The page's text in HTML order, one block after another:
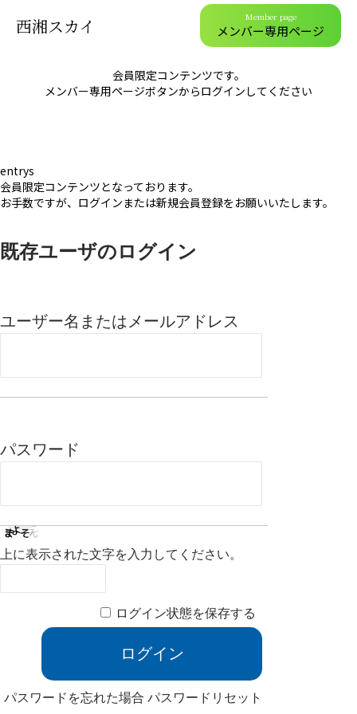
西湘スカイ Member page
メンバー専用ページ
会員限定コンテンツです。
メンバー専用ページボタンからログインしてください
entrys
会員限定コンテンツとなっております。
お手数ですが、ログインまたは新規会員登録をお願いいたします。
既存ユーザのログイン
ユーザー名またはメールアドレス
パスワード
上に表示された文字を入力してください。
ログイン状態を保存する
パスワードを忘れた場合パスワードリセット